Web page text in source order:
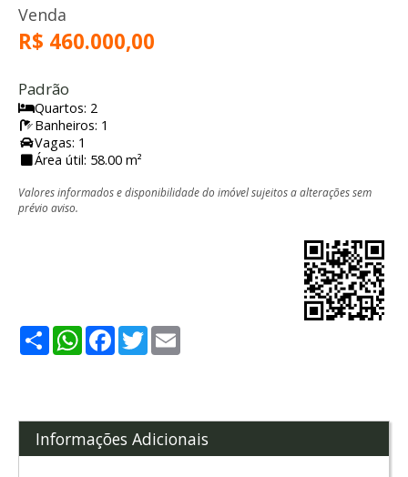
Venda
R$ 460.000,00
Padrão
Quartos: 2
Banheiros: 1
Vagas: 1
Área útil: 58.00 m²
Valores informados e disponibilidade do imóvel sujeitos a alterações sem
prévio aviso.
ShareWhatsApp
Facebook
Twitter
Informações Adicionais